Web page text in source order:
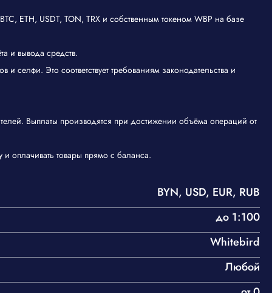
ETH, USDT, TON, TRX и собственным токеном WBP на базе
и вывода средств.
селфи. Это соответствует требованиям законодательства и
Выплаты производятся при достижении объёма операций от
оплачивать товары прямо с баланса.
BYN, USD, EUR, RUB
до 1:100
Whitebird
Любой